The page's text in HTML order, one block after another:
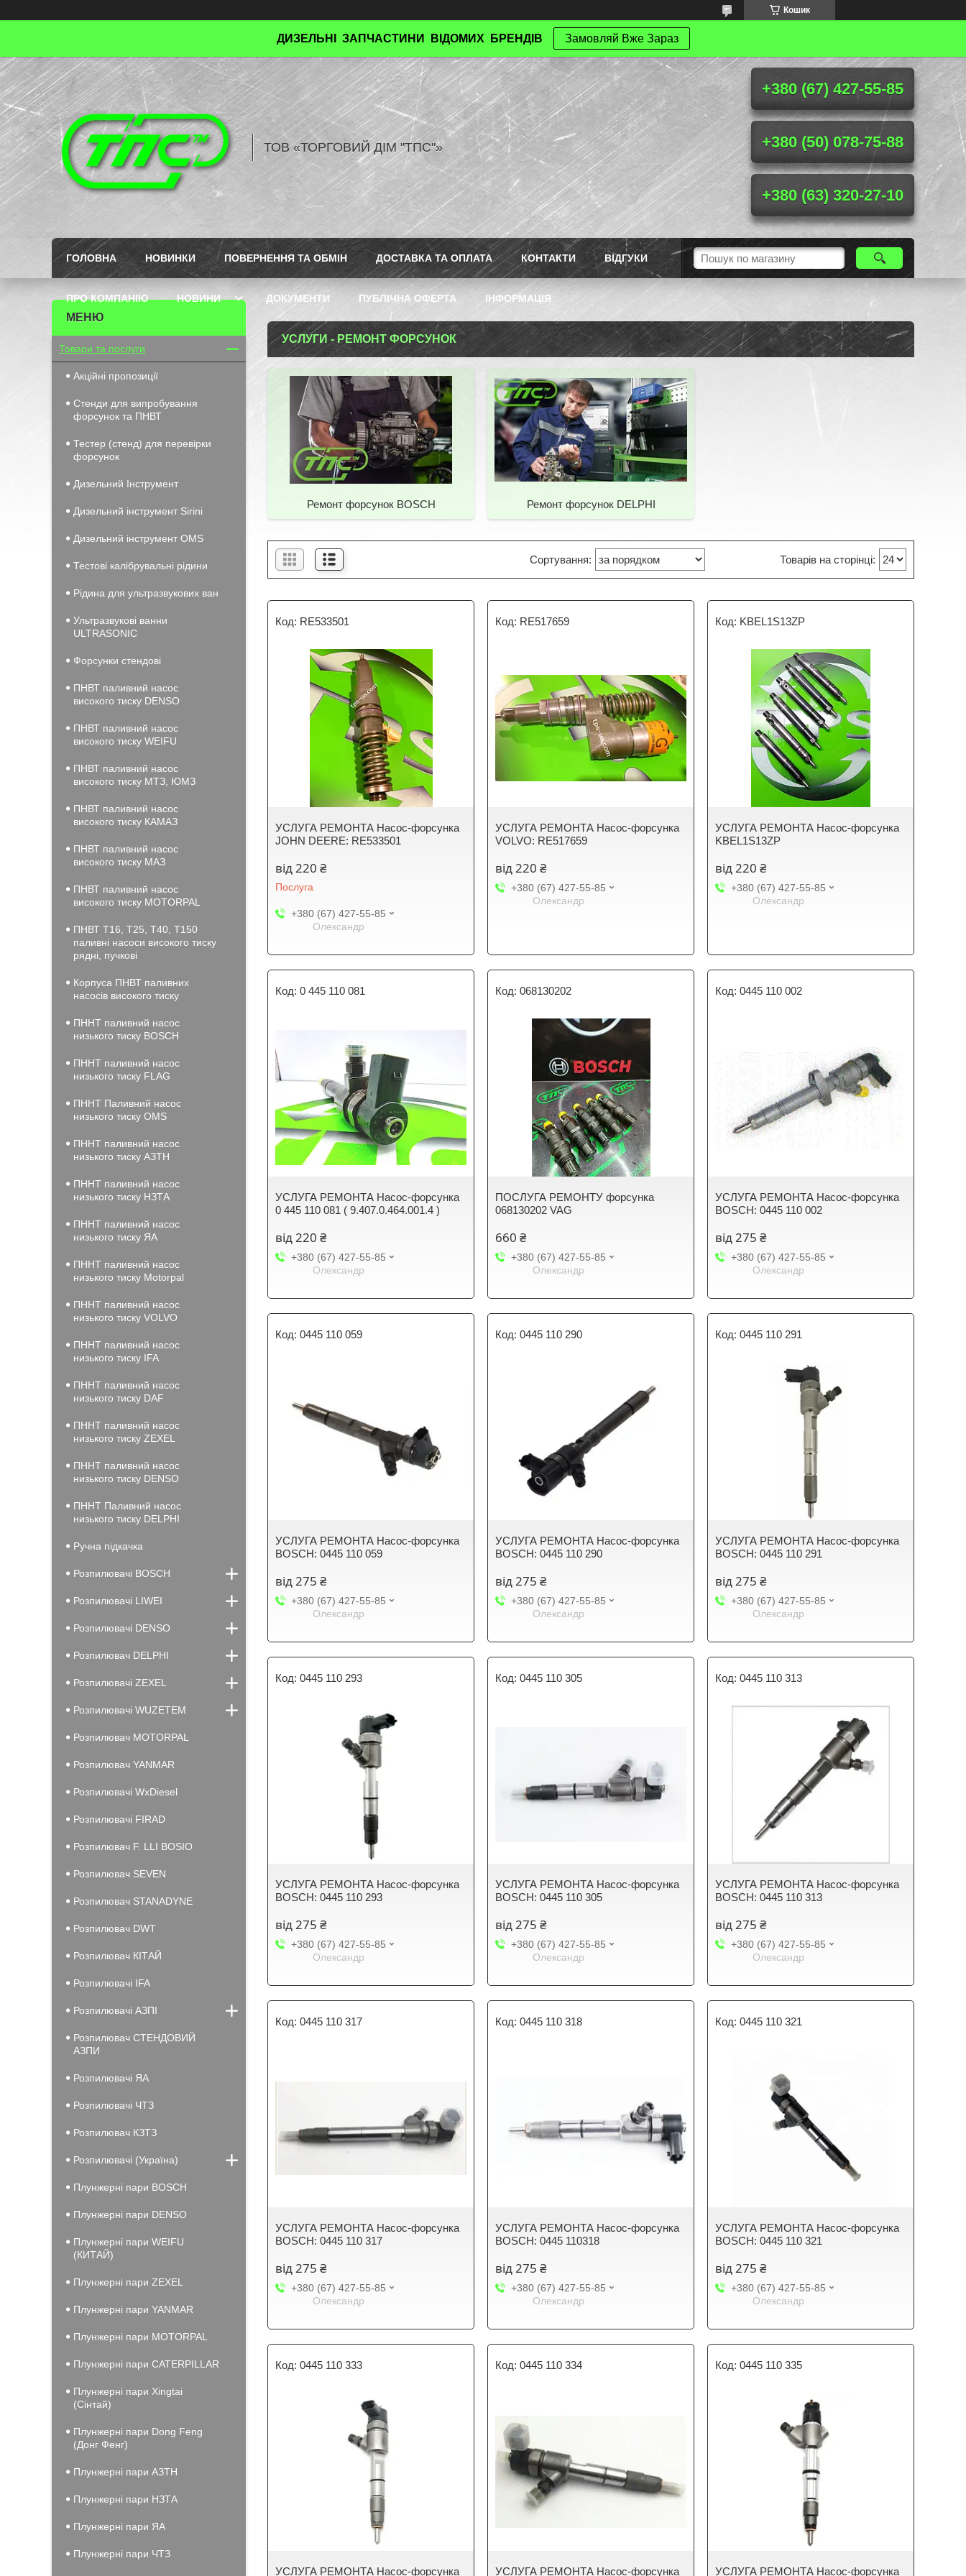
Кошик
ДИЗЕЛЬНІ ЗАПЧАСТИНИ ВІДОМИХ БРЕНДІВ Замовляй Вже Зараз
ТОВ «ТОРГОВИЙ ДІМ "ТПС"»
+380 (67) 427-55-85
+380 (50) 078-75-88
+380 (63) 320-27-10
ГОЛОВНА НОВИНКИ ПОВЕРНЕННЯ ТА ОБМІН ДОСТАВКА ТА ОПЛАТА КОНТАКТИ ВІДГУКИ
ПРО КОМПАНІЮ НОВИНИ ДОКУМЕНТИ ПУБЛІЧНА ОФЕРТА ІНФОРМАЦІЯ
УСЛУГИ - РЕМОНТ ФОРСУНОК
Ремонт форсунок BOSCH Ремонт форсунок DELPHI
RE533501
УСЛУГА РЕМОНТА Насос-форсунка
JOHN DEERE: RE533501
від 220 ₴
Послуга
+380 (67) 427-55-85
Олександр
RE517659
УСЛУГА РЕМОНТА Насос-форсунка
VOLVO: RE517659
від 220 ₴
+380 (67) 427-55-85
Олександр
KBEL1S13ZP
УСЛУГА РЕМОНТА Насос-форсунка
KBEL1S13ZP
від 220 ₴
+380 (67) 427-55-85
Олександр
0 445 110 081
УСЛУГА РЕМОНТА Насос-форсунка
0 445 110 081 ( 9.407.0.464.001.4 )
від 220 ₴
+380 (67) 427-55-85
Олександр
068130202
ПОСЛУГА РЕМОНТУ форсунка
068130202 VAG
660 ₴
+380 (67) 427-55-85
Олександр
0445 110 002
УСЛУГА РЕМОНТА Насос-форсунка
BOSCH: 0445 110 002
від 275 ₴
+380 (67) 427-55-85
Олександр
0445 110 059
УСЛУГА РЕМОНТА Насос-форсунка
BOSCH: 0445 110 059
від 275 ₴
+380 (67) 427-55-85
Олександр
0445 110 290
УСЛУГА РЕМОНТА Насос-форсунка
BOSCH: 0445 110 290
від 275 ₴
+380 (67) 427-55-85
Олександр
0445 110 291
УСЛУГА РЕМОНТА Насос-форсунка
BOSCH: 0445 110 291
від 275 ₴
+380 (67) 427-55-85
Олександр
0445 110 293
УСЛУГА РЕМОНТА Насос-форсунка
BOSCH: 0445 110 293
від 275 ₴
+380 (67) 427-55-85
Олександр
0445 110 305
УСЛУГА РЕМОНТА Насос-форсунка
BOSCH: 0445 110 305
від 275 ₴
+380 (67) 427-55-85
Олександр
0445 110 313
УСЛУГА РЕМОНТА Насос-форсунка
BOSCH: 0445 110 313
від 275 ₴
+380 (67) 427-55-85
Олександр
0445 110 317
УСЛУГА РЕМОНТА Насос-форсунка
BOSCH: 0445 110 317
від 275 ₴
+380 (67) 427-55-85
Олександр
0445 110 318
УСЛУГА РЕМОНТА Насос-форсунка
BOSCH: 0445 110318
від 275 ₴
+380 (67) 427-55-85
Олександр
0445 110 321
УСЛУГА РЕМОНТА Насос-форсунка
BOSCH: 0445 110 321
від 275 ₴
+380 (67) 427-55-85
Олександр
0445 110 333
УСЛУГА РЕМОНТА Насос-форсунка
0445 110 334
УСЛУГА РЕМОНТА Насос-форсунка
0445 110 335
УСЛУГА РЕМОНТА Насос-форсунка
Товари та послуги
Акційні пропозиції
Стенди для випробування
форсунок та ПНВТ
Тестер (стенд) для перевірки
форсунок
Дизельний Інструмент
Дизельний інструмент Sirini
Дизельний інструмент OMS
Тестові калібрувальні рідини
Рідина для ультразвукових ван
Ультразвукові ванни
ULTRASONIC
Форсунки стендові
ПНВТ паливний насос
високого тиску DENSO
ПНВТ паливний насос
високого тиску WEIFU
ПНВТ паливний насос
високого тиску МТЗ, ЮМЗ
ПНВТ паливний насос
високого тиску КАМАЗ
ПНВТ паливний насос
високого тиску МАЗ
ПНВТ паливний насос
високого тиску MOTORPAL
ПНВТ Т16, Т25, Т40, Т150
паливні насоси високого тиску
рядні, пучкові
Корпуса ПНВТ паливних
насосів високого тиску
ПННТ паливний насос
низького тиску BOSCH
ПННТ паливний насос
низького тиску FLAG
ПННТ Паливний насос
низького тиску OMS
ПННТ паливний насос
низького тиску АЗТН
ПННТ паливний насос
низького тиску НЗТА
ПННТ паливний насос
низького тиску ЯА
ПННТ паливний насос
низького тиску Motorpal
ПННТ паливний насос
низького тиску VOLVO
ПННТ паливний насос
низького тиску IFA
ПННТ паливний насос
низького тиску DAF
ПННТ паливний насос
низького тиску ZEXEL
ПННТ паливний насос
низького тиску DENSO
ПННТ Паливний насос
низького тиску DELPHI
Ручна підкачка
Розпилювачі BOSCH
Розпилювачі LIWEI
Розпилювачі DENSO
Розпилювач DELPHI
Розпилювачі ZEXEL
Розпилювачі WUZETEM
Розпилювач MOTORPAL
Розпилювач YANMAR
Розпилювачі WxDiesel
Розпилювачі FIRAD
Розпилювач F. LLI BOSIO
Розпилювач SEVEN
Розпилювач STANADYNE
Розпилювач DWT
Розпилювач КІТАЙ
Розпилювачі IFA
Розпилювачі АЗПІ
Розпилювач СТЕНДОВИЙ
АЗПИ
Розпилювачі ЯА
Розпилювачі ЧТЗ
Розпилювач КЗТЗ
Розпилювачі (Україна)
Плунжерні пари BOSCH
Плунжерні пари DENSO
Плунжерні пари WEIFU
(КИТАЙ)
Плунжерні пари ZEXEL
Плунжерні пари YANMAR
Плунжерні пари MOTORPAL
Плунжерні пари CATERPILLAR
Плунжерні пари Xingtai
(Сінтай)
Плунжерні пари Dong Feng
(Донг Фенг)
Плунжерні пари АЗТН
Плунжерні пари НЗТА
Плунжерні пари ЯА
Плунжерні пари ЧТЗ